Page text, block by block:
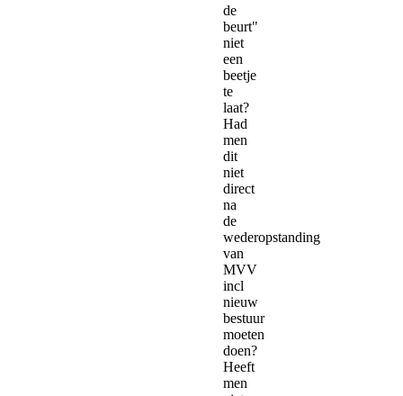
de
beurt"
niet
een
beetje
te
laat?
Had
men
dit
niet
direct
na
de
wederopstanding
van
MVV
incl
nieuw
bestuur
moeten
doen?
Heeft
men